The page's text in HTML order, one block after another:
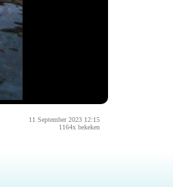
11 September 2023 12:15
1164x bekeken